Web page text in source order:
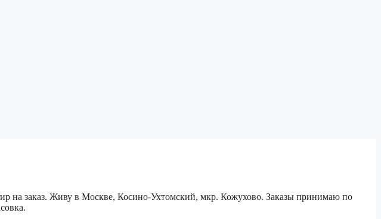
на заказ. Живу в Москве, Косино-Ухтомский, мкр. Кожухово. Заказы принимаю по